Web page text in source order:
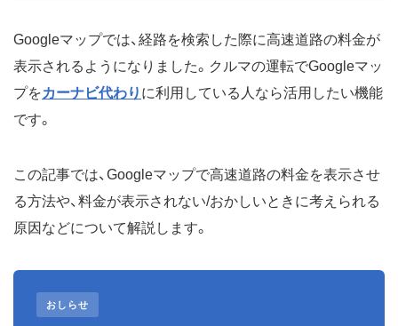
Googleマップでは、経路を検索した際に高速道路の料金が
表示されるようになりました。クルマの運転でGoogleマッ
プをカーナビ代わり に利用している人なら活用したい機能
です。
この記事では、Googleマップで高速道路の料金を表示させ
る方法や、料金が表示されない/おかしいときに考えられる
原因などについて解説します。
おしらせ